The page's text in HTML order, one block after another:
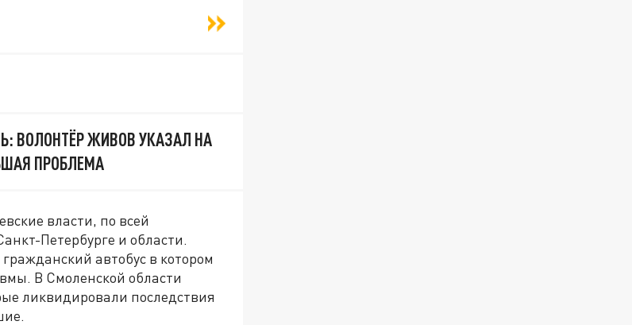
ВОЛОНТЁР ЖИВОВ УКАЗАЛ НА
ПРОБЛЕМА
власти, по всей
Петербурге и области.
автобус в котором
В Смоленской области
ликвидировали последствия